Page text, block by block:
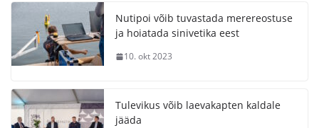
Nutipoi võib tuvastada merereostuse
ja hoiatada sinivetika eest
10. okt 2023
Tulevikus võib laevakapten kaldale
jääda